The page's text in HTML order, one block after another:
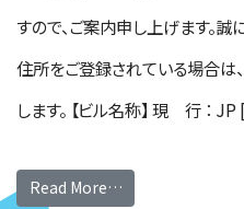
すので、ご案内申し上げます。
住所をご登録されている場合は
します。 【ビル名称】 現 行 ：
Read More…